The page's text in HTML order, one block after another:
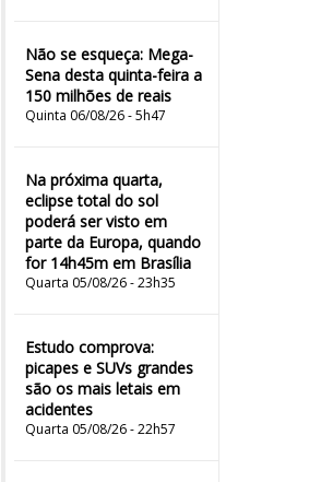
Não se esqueça: Mega-
Sena desta quinta-feira a
150 milhões de reais
Quinta 06/08/26 - 5h47
Na próxima quarta,
eclipse total do sol
poderá ser visto em
parte da Europa, quando
for 14h45m em Brasília
Quarta 05/08/26 - 23h35
Estudo comprova:
picapes e SUVs grandes
são os mais letais em
acidentes
Quarta 05/08/26 - 22h57